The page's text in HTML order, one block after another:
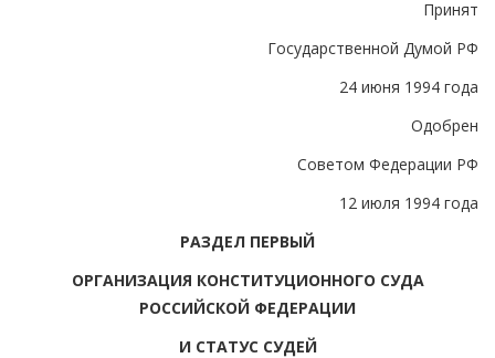
Принят
Государственной Думой РФ
24 июня 1994 года
Одобрен
Советом Федерации РФ
12 июля 1994 года
РАЗДЕЛ ПЕРВЫЙ
ОРГАНИЗАЦИЯ КОНСТИТУЦИОННОГО СУДА
РОССИЙСКОЙ ФЕДЕРАЦИИ
И СТАТУС СУДЕЙ